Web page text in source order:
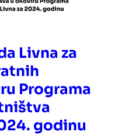
Livna za
Programa
godinu